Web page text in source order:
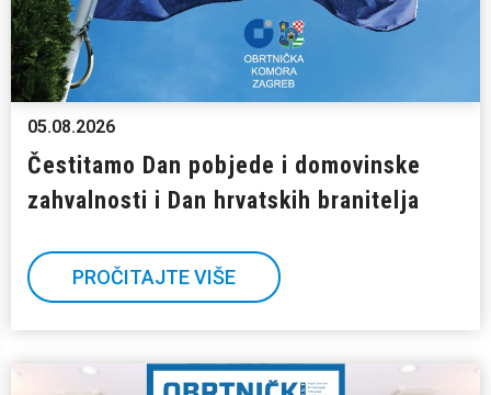
05.08.2026
Čestitamo Dan pobjede i domovinske
zahvalnosti i Dan hrvatskih branitelja
PROČITAJTE VIŠE